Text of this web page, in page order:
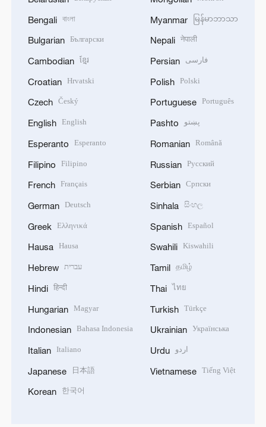
Bengali বাংলা
Bulgarian Български
Cambodian ខ្មែរ
Croatian Hrvatski
Czech Český
English English
Esperanto Esperanto
Filipino Filipino
French Français
German Deutsch
Greek Ελληνικά
Hausa Hausa
Hebrew עברית
Hindi हिन्दी
Hungarian Magyar
Indonesian Bahasa Indonesia
Italian Italiano
Japanese 日本語
Korean 한국어
Myanmar မြန်မာဘာသာ
Nepali नेपाली
Persian فارسی
Polish Polski
Portuguese Português
Pashto پښتو
Romanian Română
Russian Русский
Serbian Српски
Sinhala සිංහල
Spanish Español
Swahili Kiswahili
Tamil தமிழ்
Thai ไทย
Turkish Türkçe
Ukrainian Українська
Urdu اردو
Vietnamese Tiếng Việt